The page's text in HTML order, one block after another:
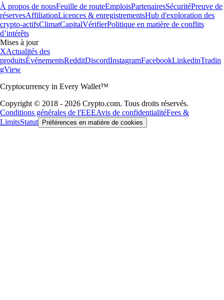
À propos de nousFeuille de routeEmploisPartenairesSécuritéPreuve de
réservesAffiliationLicences & enregistrementsHub d'exploration des
crypto-actifsClimatCapitalVérifierPolitique en matière de conflits
d’intérêts
Mises à jour
XActualités des
produitsÉvénementsRedditDiscordInstagramFacebookLinkedinTradin
gView
Cryptocurrency in Every Wallet™
Copyright © 2018 - 2026 Crypto.com. Tous droits réservés.
Conditions générales de l'EEEAvis de confidentialitéFees &
LimitsStatut Préférences en matière de cookies